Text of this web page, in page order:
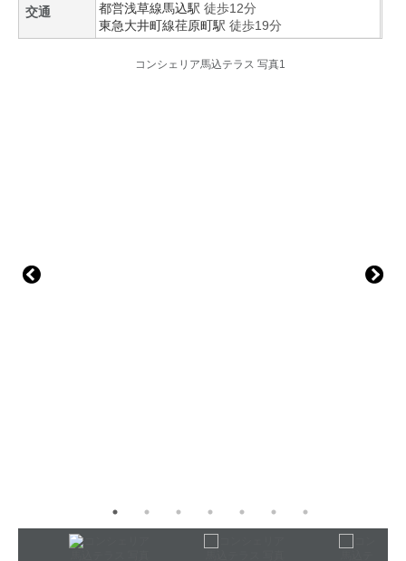
交通 都営浅草線馬込駅 徒歩12分
東急大井町線荏原町駅 徒歩19分